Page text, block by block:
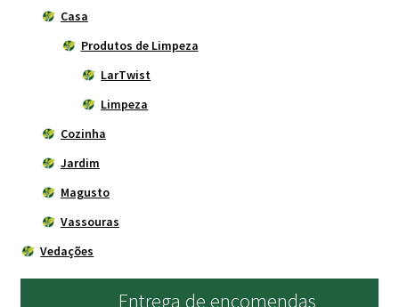
Casa
Produtos de Limpeza
LarTwist
Limpeza
Cozinha
Jardim
Magusto
Vassouras
Vedações
Entrega de encomendas